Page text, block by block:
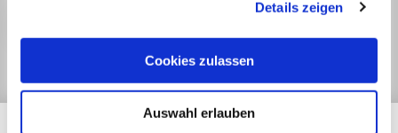
Details zeigen
Cookies zulassen
Auswahl erlauben